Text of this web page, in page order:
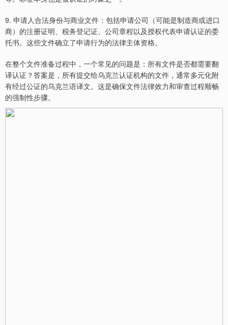
9. 申请人合法身份与商业文件：包括申请公司（可能是制造商或进口
商）的注册证明、税务登记证、公司章程以及授权代表申请认证的委
托书。这些文件确立了申请行为的法律主体资格。
在整个文件准备过程中，一个常见的问题是：所有文件是否都需要翻
译认证？答案是，所有提交给乌克兰认证机构的文件，通常多元化附
有经过公证的乌克兰语译文。这是确保文件法律效力和审查过程顺畅
的强制性步骤。